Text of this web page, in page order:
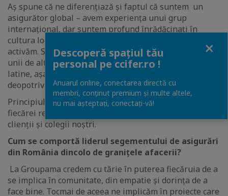
Aș spune că ne diferențiază și faptul că suntem un
asigurător global – avem experiența unui grup
internațional, dar suntem profund înrădăcinați în
cultura locală și implicați în comunitățile în care
activăm. Suntem flexibili, solidari și mereu aproape
unii de alții, o calitate ușor recognoscibilă a popoarelor
latine, așa cum sunt cel francez și cel român,
deopotrivă.
Principiul solidarității, al responsabilității sunt baza
fiecărei relații pe care o construim – cu partenerii,
clienții și colegii noștri.
Cum se comportă liderul segementului de asigurări
din România dincolo de granițele afacerii?
La Groupama credem cu tărie în puterea fiecăruia de a
se implica în comunitate, din empatie și dorința de a
face bine. Tocmai de aceea ne implicăm în proiecte care
Descoperă spațiul tău
personal pe ccifer.ro !
Anuarul online, conectarea directă cu
membri, conținut premium și multe altele,
nu mai așteptați, conectaţi-vă!